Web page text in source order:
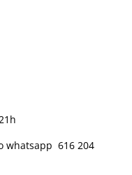
616 204